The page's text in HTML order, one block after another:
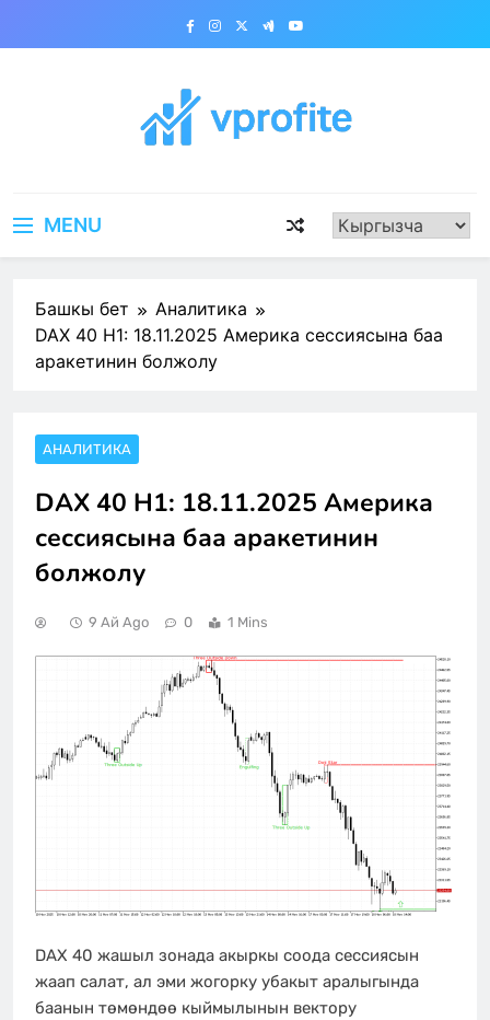
MENU
Башкы бет
Аналитика
DAX 40 H1: 18.11.2025 Америка сессиясына баа
аракетинин болжолу
АНАЛИТИКА
DAX 40 H1: 18.11.2025 Америка
сессиясына баа аракетинин
болжолу
9 Ай Ago 0 1 Mins
DAX 40 жашыл зонада акыркы соода сессиясын
жаап салат, ал эми жогорку убакыт аралыгында
баанын төмөндөө кыймылынын вектору